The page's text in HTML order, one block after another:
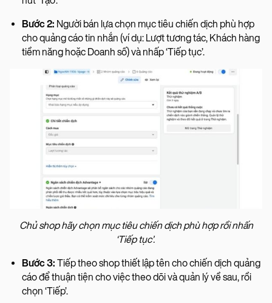
Bước 2: Người bán lựa chọn mục tiêu chiến dịch phù hợp
cho quảng cáo tin nhắn (ví dụ: Lượt tương tác, Khách hàng
tiềm năng hoặc Doanh số) và nhấp ‘Tiếp tục’.
Chủ shop hãy chọn mục tiêu chiến dịch phù hợp rồi nhấn
‘Tiếp tục’.
Bước 3: Tiếp theo shop thiết lập tên cho chiến dịch quảng
cáo để thuận tiện cho việc theo dõi và quản lý về sau, rồi
chọn ‘Tiếp’.